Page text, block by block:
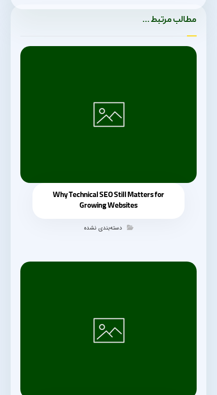
مطالب مرتبط ...
Why Technical SEO Still Matters for
Growing Websites
دسته‌بندی نشده